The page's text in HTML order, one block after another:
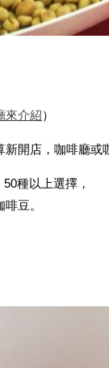
來介紹）
開店，咖啡廳或
種以上選擇，
豆。